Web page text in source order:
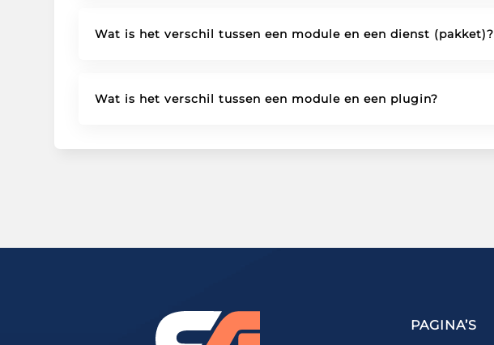
Wat is het verschil tussen een module en een dienst (pakket)?
Wat is het verschil tussen een module en een plugin?
PAGINA’S